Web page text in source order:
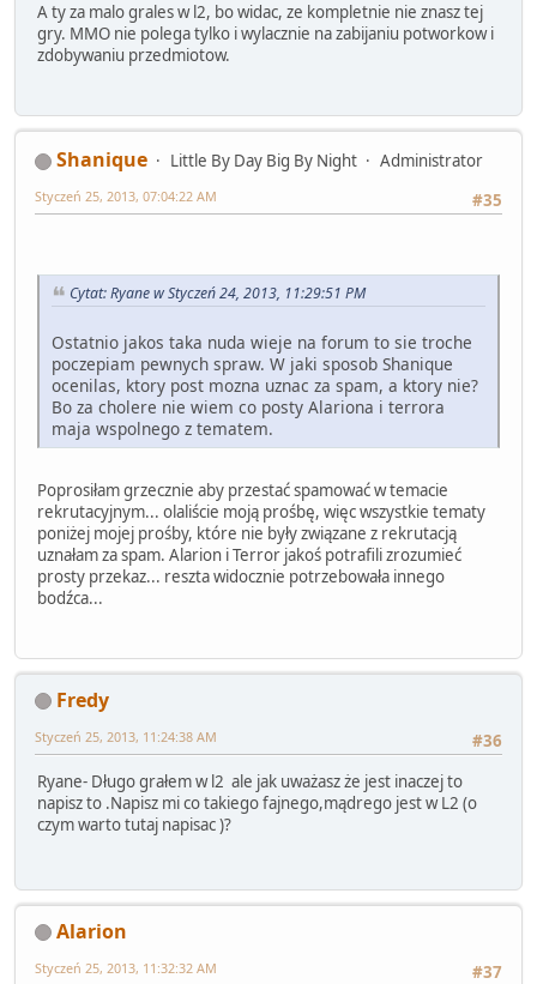
A ty za malo grales w l2, bo widac, ze kompletnie nie znasz tej
gry. MMO nie polega tylko i wylacznie na zabijaniu potworkow i
zdobywaniu przedmiotow.
Shanique Little By Day Big By Night
Administrator
#35
Styczeń 25, 2013, 07:04:22 AM
Cytat: Ryane w Styczeń 24, 2013, 11:29:51 PM
Ostatnio jakos taka nuda wieje na forum to sie troche
poczepiam pewnych spraw. W jaki sposob Shanique
ocenilas, ktory post mozna uznac za spam, a ktory nie?
Bo za cholere nie wiem co posty Alariona i terrora
maja wspolnego z tematem.
Poprosiłam grzecznie aby przestać spamować w temacie
rekrutacyjnym... olaliście moją prośbę, więc wszystkie tematy
poniżej mojej prośby, które nie były związane z rekrutacją
uznałam za spam. Alarion i Terror jakoś potrafili zrozumieć
prosty przekaz... reszta widocznie potrzebowała innego
bodźca...
Fredy
#36
Styczeń 25, 2013, 11:24:38 AM
Ryane- Długo grałem w l2 ale jak uważasz że jest inaczej to
napisz to .Napisz mi co takiego fajnego,mądrego jest w L2 (o
czym warto tutaj napisac )?
Alarion
#37
Styczeń 25, 2013, 11:32:32 AM